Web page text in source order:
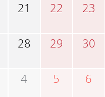
21 22 23
28 29 30
4 5 6